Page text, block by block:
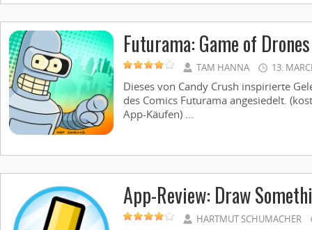
Futurama: Game of Drones
TAM HANNA 13.
Dieses von Candy Crush inspirierte
des Comics Futurama angesiedelt.
App-Käufen) ...
App-Review: Draw
HARTMUT SCHUMACHER